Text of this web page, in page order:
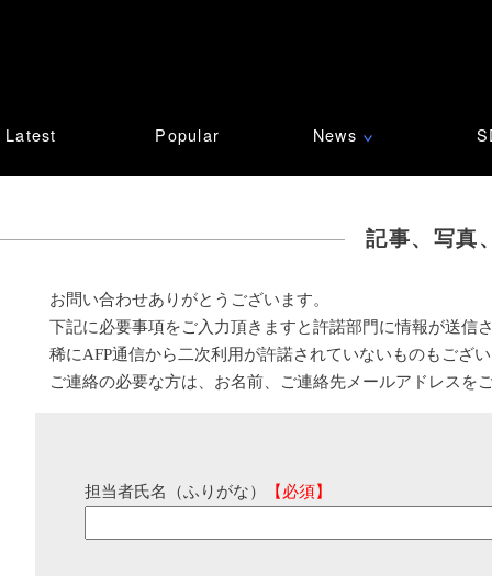
Latest Popular News ∨
記事、写真
お問い合わせありがとうございます。
下記に必要事項をご入力頂きますと許諾部門に情報が送信
稀にAFP通信から二次利用が許諾されていないものもござ
ご連絡の必要な方は、お名前、ご連絡先メールアドレスを
担当者氏名（ふりがな） 【必須】